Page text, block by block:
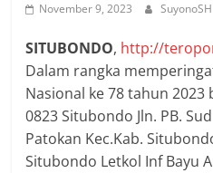
November 9, 2023 SuyonoSH
SITUBONDO, http://
Dalam rangka
Nasional ke 78 tahun
0823 Situbondo Jln. PB.
Patokan Kec.Kab.
Situbondo Letkol Inf Bayu